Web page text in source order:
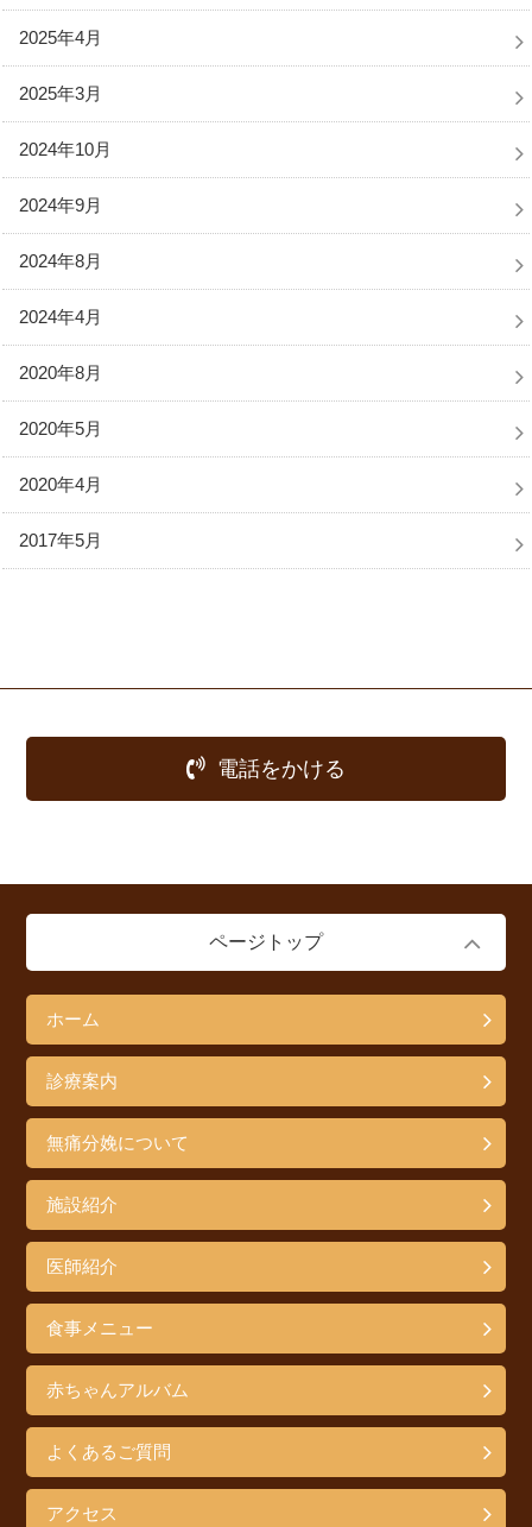
2025年4月
2025年3月
2024年10月
2024年9月
2024年8月
2024年4月
2020年8月
2020年5月
2020年4月
2017年5月
電話をかける
ページトップ
ホーム
診療案内
無痛分娩について
施設紹介
医師紹介
食事メニュー
赤ちゃんアルバム
よくあるご質問
アクセス